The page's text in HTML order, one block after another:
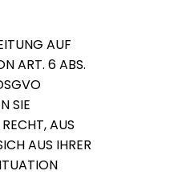
AUF
ART. 6 ABS.
SIE
AUS
AUS IHRER